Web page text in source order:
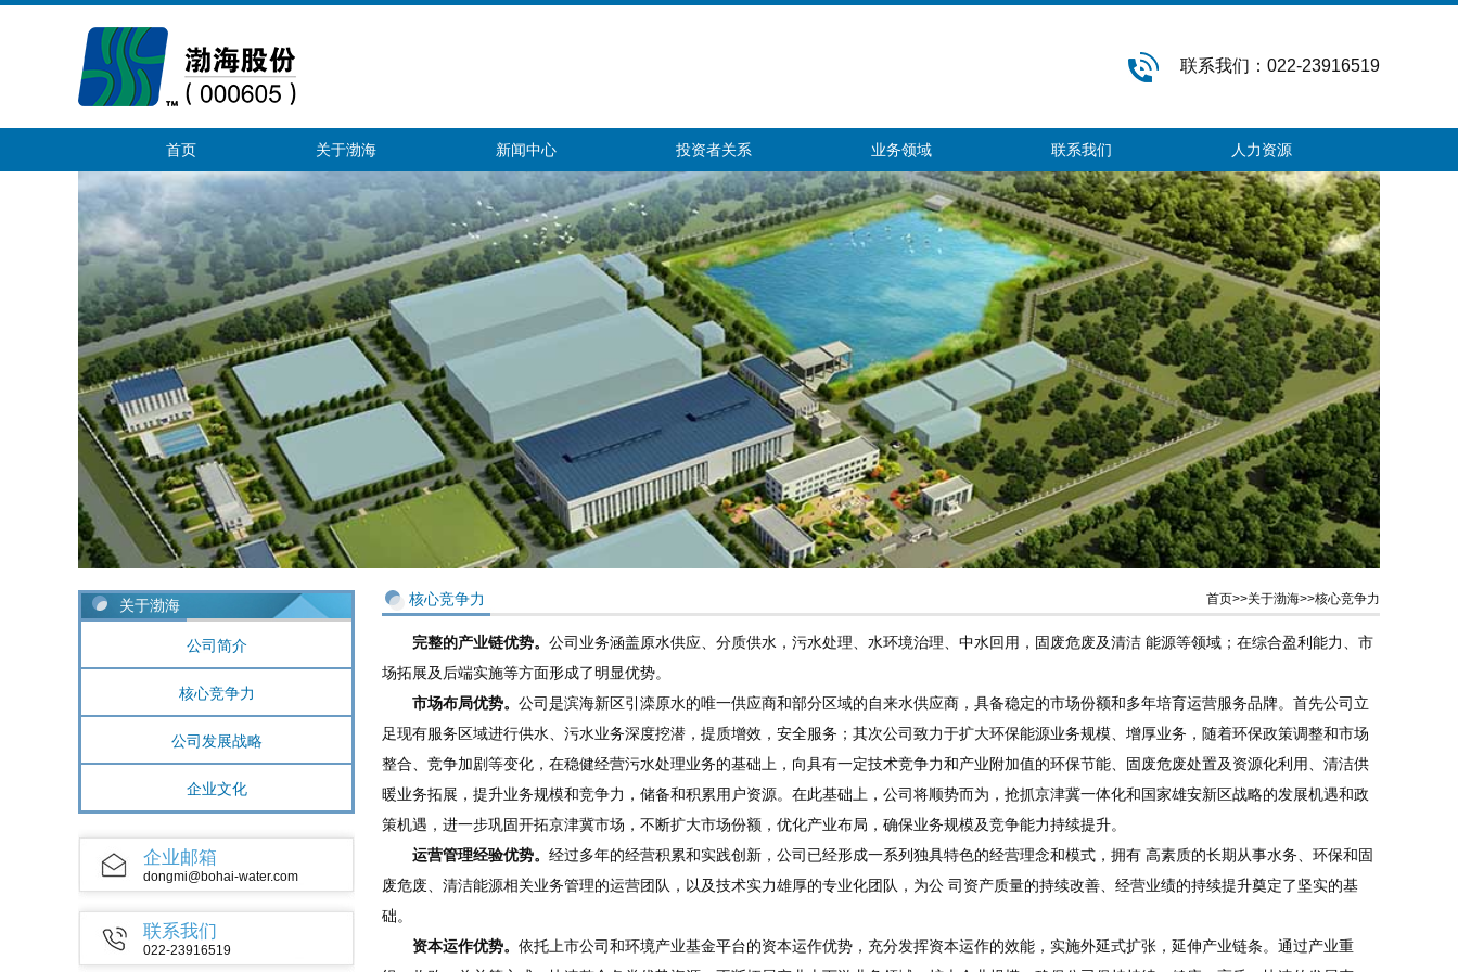
联系我们：022-23916519
首页 关于渤海 新闻中心 投资者关系 业务领域 联系我们 人力资源
关于渤海
公司简介
核心竞争力
公司发展战略
企业文化
企业邮箱
dongmi@bohai-water.com
联系我们
022-23916519
核心竞争力 首页>>关于渤海>>核心竞争力
完整的产业链优势。 公司业务涵盖原水供应、分质供水，污水处理、水环境治理、中水回用，固废危废及清洁 能源等领域；在综合盈利能力、市
场拓展及后端实施等方面形成了明显优势。
市场布局优势。 公司是滨海新区引滦原水的唯一供应商和部分区域的自来水供应商，具备稳定的市场份额和多年培育运营服务品牌。首先公司立
足现有服务区域进行供水、污水业务深度挖潜，提质增效，安全服务；其次公司致力于扩大环保能源业务规模、增厚业务，随着环保政策调整和市场
整合、竞争加剧等变化，在稳健经营污水处理业务的基础上，向具有一定技术竞争力和产业附加值的环保节能、固废危废处置及资源化利用、清洁供
暖业务拓展，提升业务规模和竞争力，储备和积累用户资源。在此基础上，公司将顺势而为，抢抓京津冀一体化和国家雄安新区战略的发展机遇和政
策机遇，进一步巩固开拓京津冀市场，不断扩大市场份额，优化产业布局，确保业务规模及竞争能力持续提升。
运营管理经验优势。 经过多年的经营积累和实践创新，公司已经形成一系列独具特色的经营理念和模式，拥有 高素质的长期从事水务、环保和固
废危废、清洁能源相关业务管理的运营团队，以及技术实力雄厚的专业化团队，为公 司资产质量的持续改善、经营业绩的持续提升奠定了坚实的基
础。
资本运作优势。 依托上市公司和环境产业基金平台的资本运作优势，充分发挥资本运作的效能，实施外延式扩张，延伸产业链条。通过产业重